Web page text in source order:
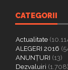
CATEGORII
Actualitate
ALEGERI 2016
ANUNȚURI (13)
Dezvaluiri (1.708)